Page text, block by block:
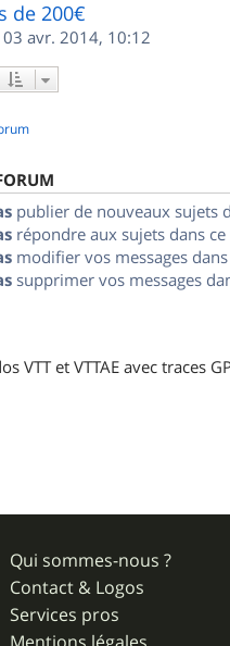
de 200€
03 avr. 2014, 10:12
publier de nouveaux sujets
répondre aux sujets dans
modifier vos messages
supprimer vos messages
VTT et VTTAE avec traces
Qui sommes-nous ?
Contact & Logos
Services pros